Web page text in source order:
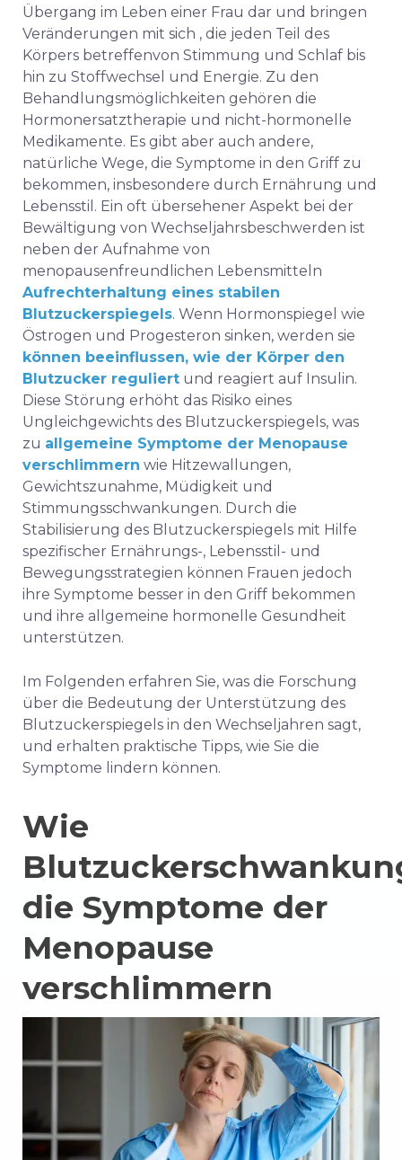
Übergang im Leben einer Frau dar und bringen
Veränderungen mit sich , die jeden Teil des
Körpers betreffenvon Stimmung und Schlaf bis
hin zu Stoffwechsel und Energie. Zu den
Behandlungsmöglichkeiten gehören die
Hormonersatztherapie und nicht-hormonelle
Medikamente. Es gibt aber auch andere,
natürliche Wege, die Symptome in den Griff zu
bekommen, insbesondere durch Ernährung und
Lebensstil. Ein oft übersehener Aspekt bei der
Bewältigung von Wechseljahrsbeschwerden ist
neben der Aufnahme von
menopausenfreundlichen Lebensmitteln
Aufrechterhaltung eines stabilen
Blutzuckerspiegels. Wenn Hormonspiegel wie
Östrogen und Progesteron sinken, werden sie
können beeinflussen, wie der Körper den
Blutzucker reguliert und reagiert auf Insulin.
Diese Störung erhöht das Risiko eines
Ungleichgewichts des Blutzuckerspiegels, was
zu allgemeine Symptome der Menopause
verschlimmern wie Hitzewallungen,
Gewichtszunahme, Müdigkeit und
Stimmungsschwankungen. Durch die
Stabilisierung des Blutzuckerspiegels mit Hilfe
spezifischer Ernährungs-, Lebensstil- und
Bewegungsstrategien können Frauen jedoch
ihre Symptome besser in den Griff bekommen
und ihre allgemeine hormonelle Gesundheit
unterstützen.
Im Folgenden erfahren Sie, was die Forschung
über die Bedeutung der Unterstützung des
Blutzuckerspiegels in den Wechseljahren sagt,
und erhalten praktische Tipps, wie Sie die
Symptome lindern können.
Wie
die Symptome der
Menopause
verschlimmern